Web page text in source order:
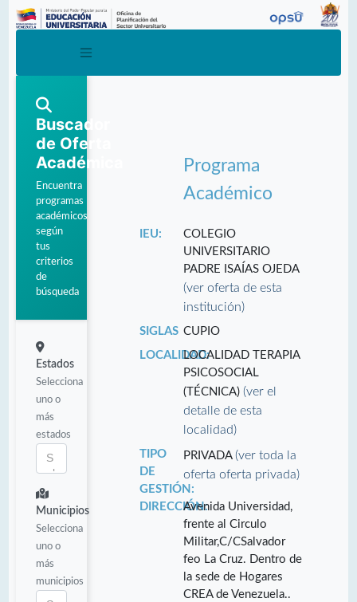
Buscador
de Oferta
Académica
Encuentra
programas
académicos
según
tus
criterios
de
búsqueda
Estados
Selecciona
uno o
más
estados
Municipios
Selecciona
uno o
más
municipios
Programa
Académico
IEU:
COLEGIO
UNIVERSITARIO
PADRE ISAÍAS OJEDA
(ver oferta de esta
institución)
SIGLAS CUPIO
LOCALIDAD:LOCALIDAD TERAPIA
PSICOSOCIAL
(TÉCNICA)(ver el
detalle de esta
localidad)
TIPO
DE
GESTIÓN:
PRIVADA(ver toda la
oferta oferta privada)
DIRECCIÓN:Avenida Universidad,
frente al Circulo
Militar,C/CSalvador
feo La Cruz. Dentro de
la sede de Hogares
CREA de Venezuela..